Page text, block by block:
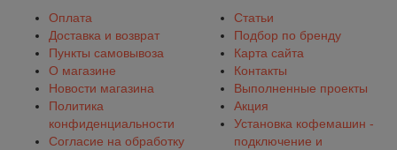
Оплата
Доставка и возврат
Пункты самовывоза
О магазине
Новости магазина
Политика
конфиденциальности
Согласие на обработку
Статьи
Подбор по бренду
Карта сайта
Контакты
Выполненные проекты
Акция
Установка кофемашин -
подключение и